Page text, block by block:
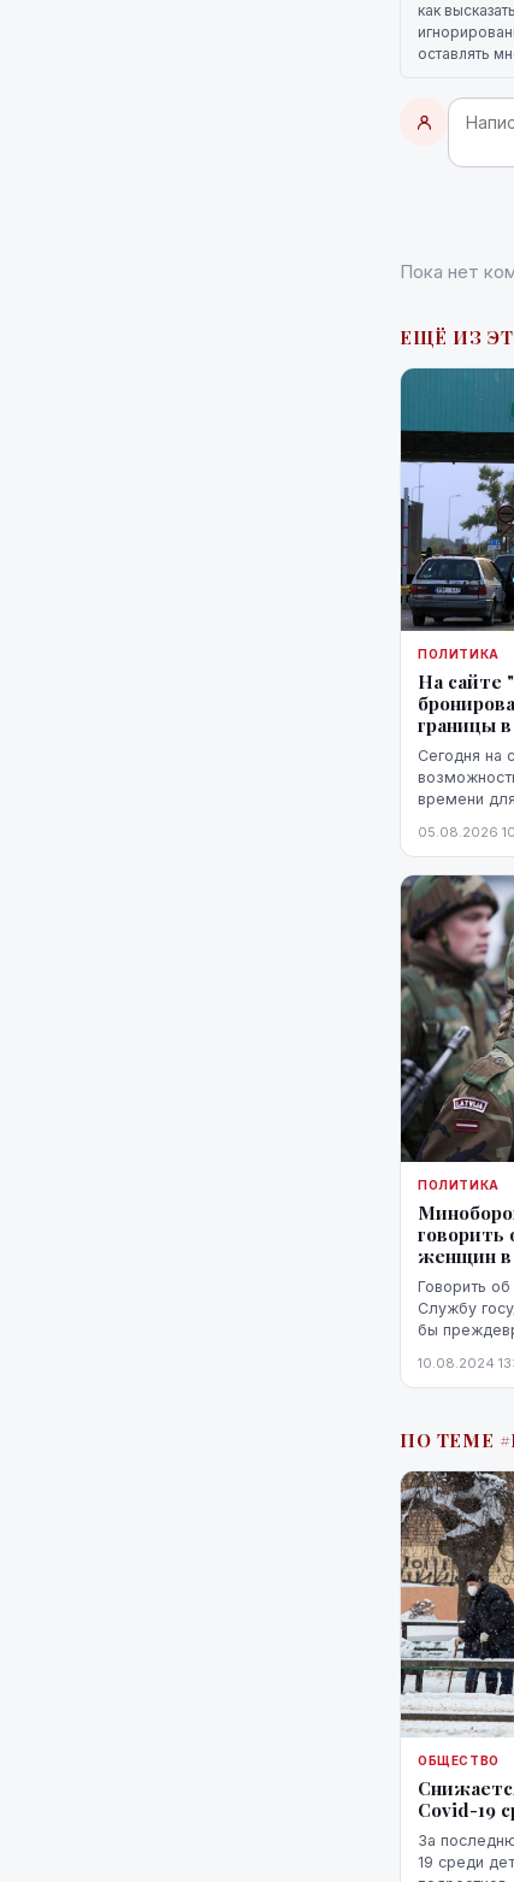
как
оставлять
Пока нет
ЕЩЁ ИЗ
ПОЛИТИКА
На сайте
границы
Сегодня на
времени
Патерниеки.
05.08.2026
ПОЛИТИКА
говорить
женщин
Говорить
Службу
бы
10.08.2024
ПО ТЕМЕ
ОБЩЕСТВО
Covid-19
За
19 среди